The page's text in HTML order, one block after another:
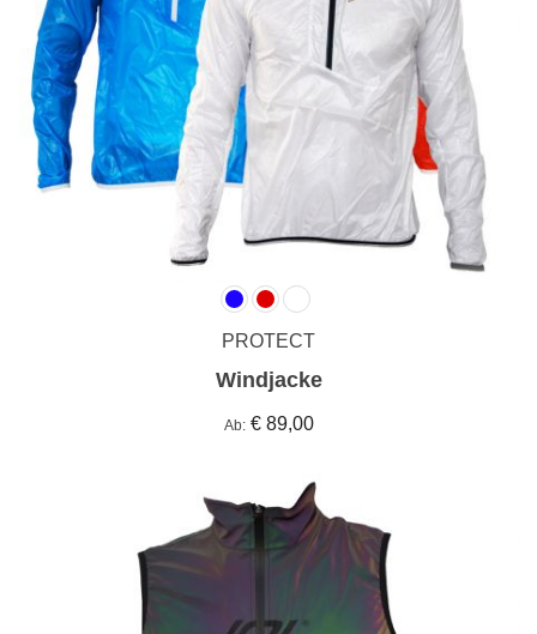
PROTECT
Windjacke
Ab € 89,00